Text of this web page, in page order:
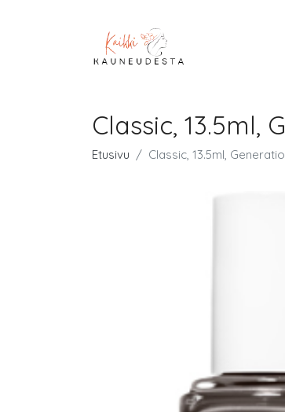
Classic, 13.5ml,
Etusivu Classic, 13.5ml,